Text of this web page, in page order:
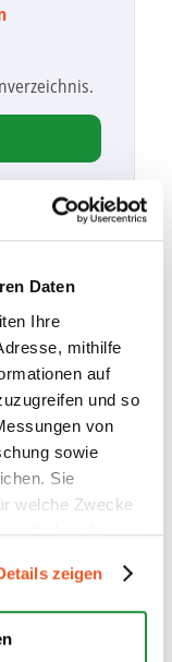
Daten
Ihre
mithilfe
auf
und so
von
sowie
Sie
welche Zwecke
über die
gerne:
zeigen